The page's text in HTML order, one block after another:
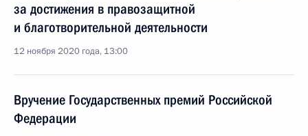
за достижения в правозащитной
и благотворительной деятельности
12 ноября 2020 года, 13:00
Вручение Государственных премий Российской
Федерации